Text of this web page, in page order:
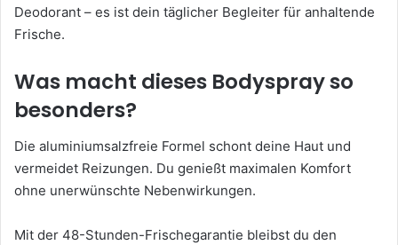
Deodorant – es ist dein täglicher Begleiter für anhaltende
Frische.
Was macht dieses Bodyspray so
besonders?
Die aluminiumsalzfreie Formel schont deine Haut und
vermeidet Reizungen. Du genießt maximalen Komfort
ohne unerwünschte Nebenwirkungen.
Mit der 48-Stunden-Frischegarantie bleibst du den